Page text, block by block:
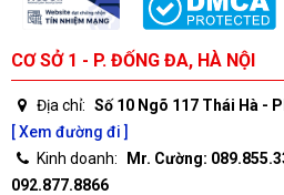
CƠ SỞ 1 - P. ĐỐNG ĐA, HÀ NỘI
Địa chỉ: Số 10 Ngõ 117 Thái Hà -
[ Xem đường đi ]
Kinh doanh:
Mr. Cường:
092.877.8866